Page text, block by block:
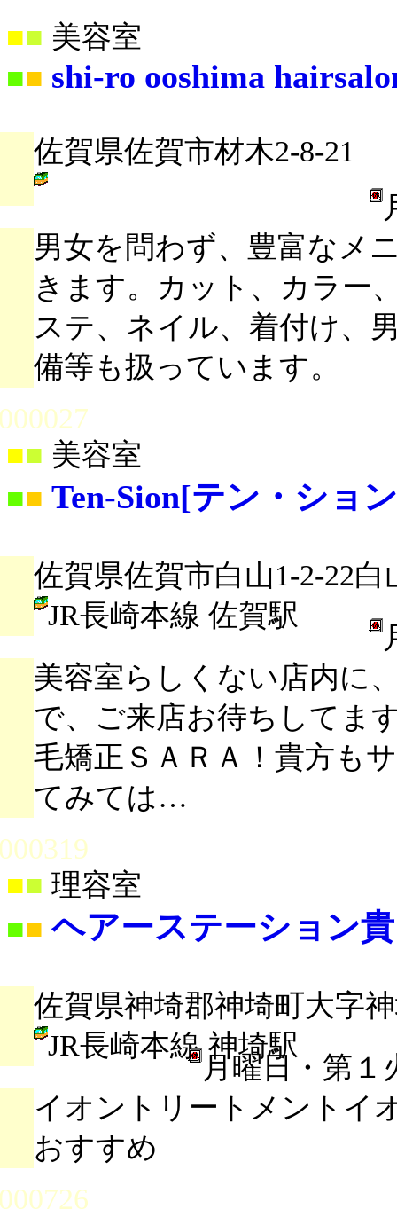
■ 美容室
■■ shi-ro ooshima
佐賀県佐賀市材木2-8-21
男女を問わず、豊富なメ
きます。カット、カラー
ステ、ネイル、着付け、
備等も扱っています。
■ 美容室
■■ Ten-Sion[テン・ショ
佐賀県佐賀市白山1-2-22白
JR長崎本線 佐賀駅
美容室らしくない店内に
で、ご来店お待ちしてま
毛矯正ＳＡＲＡ！貴方も
てみては…
■ 理容室
■■ ヘアーステーション貴
佐賀県神埼郡神埼町大字
JR長崎本線 神埼駅
月曜日・第１
イオントリートメントイ
おすすめ